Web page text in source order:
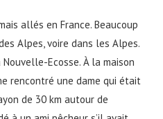
allés en France. Beaucoup
Alpes, voire dans les Alpes.
Ecosse. À la maison
rencontré une dame qui était
de 30 km autour de